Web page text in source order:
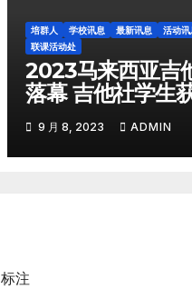
培群人 学校讯息 最新讯息
活动讯
联课活动处
2023马来西亚吉
落幕 吉他社学生
现优异
9 月 8, 2023 ADMIN
标注